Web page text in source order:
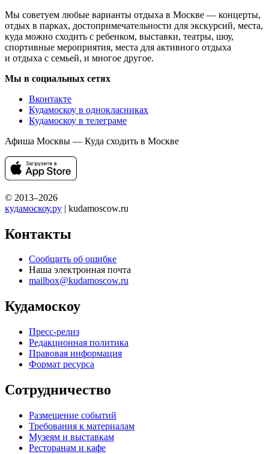
Мы советуем любые варианты отдыха в Москве — концерты,
отдых в парках, достопримечательности для экскурсий, места,
куда можно сходить с ребенком, выставки, театры, шоу,
спортивные мероприятия, места для активного отдыха
и отдыха с семьей, и многое другое.
Мы в социальных сетях
Вконтакте
Кудамоскоу в однокласниках
Кудамоскоу в телеграме
Афиша Москвы — Куда сходить в Москве
© 2013–2026
кудамоскоу.ру | kudamoscow.ru
Контакты
Сообщить об ошибке
Наша электронная почта
mailbox@kudamoscow.ru
Кудамоскоу
Пресс-релиз
Редакционная политика
Правовая информация
Формат ресурса
Сотрудничество
Размещение событий
Требования к материалам
Музеям и выставкам
Ресторанам и кафе